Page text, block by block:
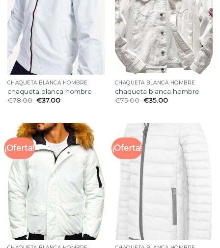
CHAQUETA BLANCA HOMBRE
chaqueta blanca hombre
€78.00 €37.00
CHAQUETA BLANCA HOMBRE
chaqueta blanca hombre
€75.00 €35.00
¡Oferta! ¡Oferta!